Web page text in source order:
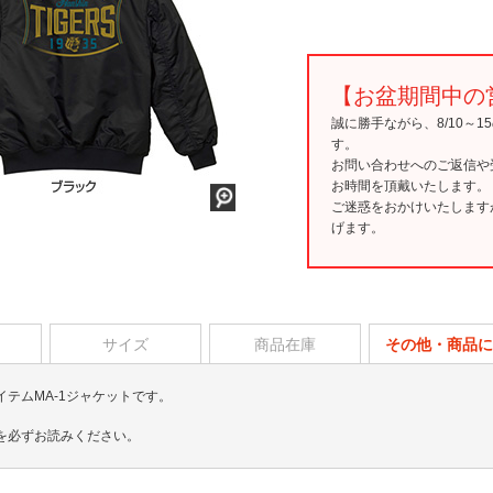
【お盆期間中
誠に勝手ながら、8/10～
す。
お問い合わせへのご返信
お時間を頂戴いたします。
ご迷惑をおかけいたしま
げます。
サイズ 商品在庫 その他・商品
ムMA-1ジャケットです。
ずお読みください。